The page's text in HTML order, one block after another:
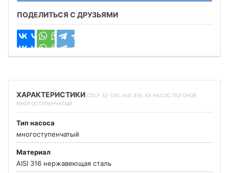
ПОДЕЛИТЬСЯ С ДРУЗЬЯМИ
ХАРАКТЕРИСТИКИ CDLF 32-130, AISI 316, EX НАСОС ПОГОНОВ
МНОГОСТУПЕНЧАТЫЙ
Тип насоса
многоступенчатый
Материал
AISI 316 нержавеющая сталь